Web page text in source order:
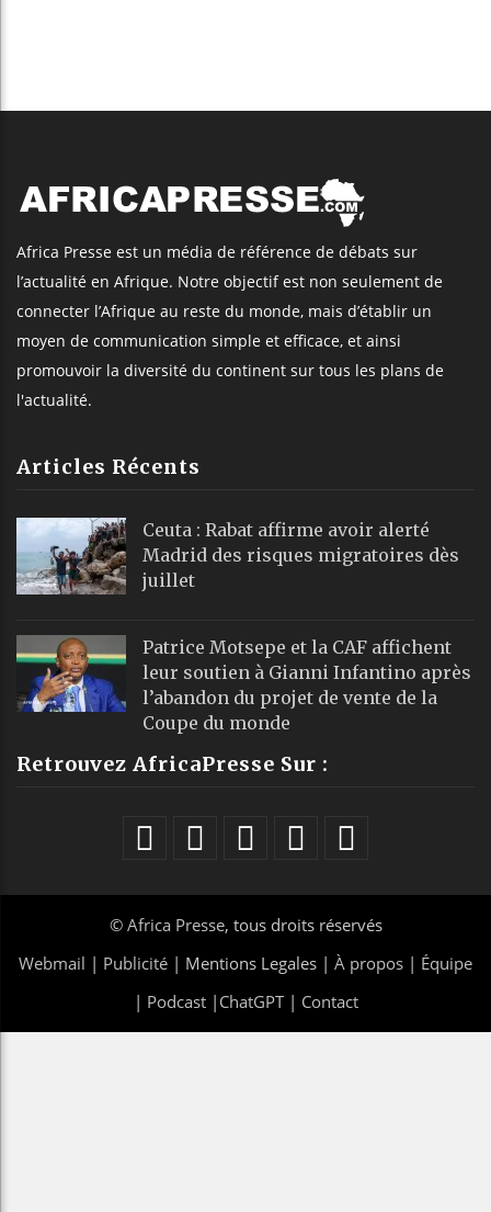
Africa Presse est un média de référence de débats sur
l’actualité en Afrique. Notre objectif est non seulement de
connecter l’Afrique au reste du monde, mais d’établir un
moyen de communication simple et efficace, et ainsi
promouvoir la diversité du continent sur tous les plans de
l'actualité.
Articles Récents
Ceuta : Rabat affirme avoir alerté
Madrid des risques migratoires dès
juillet
Patrice Motsepe et la CAF affichent
leur soutien à Gianni Infantino après
l’abandon du projet de vente de la
Coupe du monde
Retrouvez AfricaPresse Sur :
© Africa Presse, tous droits réservés
Webmail | Publicité | Mentions Legales | À propos | Équipe
| Podcast| ChatGPT| Contact